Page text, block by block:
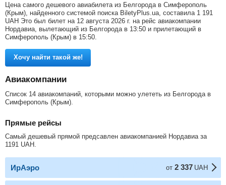
Цена самого дешевого авиабилета из Белгорода в Симферополь
(Крым), найденного системой поиска BiletyPlus.ua, составила 1 191
UAH Это был билет на 12 августа 2026 г. на рейс авиакомпании
Нордавиа, вылетающий из Белгорода в 13:50 и прилетающий в
Симферополь (Крым) в 15:50.
Хочу найти такой же!
Авиакомпании
Список 14 авиакомпаний, которыми можно улететь из Белгорода в
Симферополь (Крым).
Прямые рейсы
Самый дешевый прямой предсавлен авиакомпанией Нордавиа за
1191 UAH
ИрАэро от 2 337 UAH